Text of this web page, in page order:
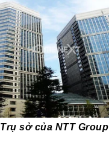
Trụ sở của NTT Group